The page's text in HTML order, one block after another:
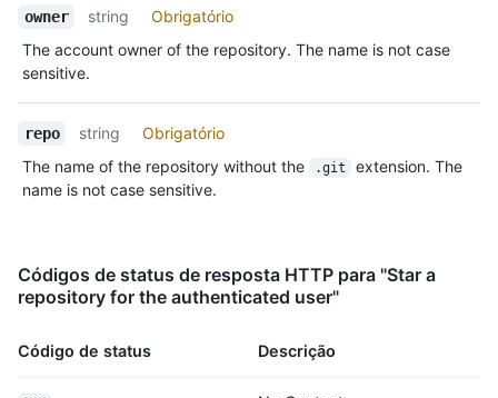
    "clone_url": "https://github.com/octocat/Hello-
World.git",
World/hooks",
World",
    "homepage": "https://github.com",
    "stargazers_count": 80,
    "watchers_count": 80,
    "size": 108,
    "open_issues_count": 0,
owner string
Obrigatório
The account owner of the repository. The name is not case
sensitive.
repo string
Obrigatório
The name of the repository without the
.git
extension. The
name is not case sensitive.
Códigos de status de resposta HTTP para "Star a
repository for the authenticated user"
Código de status Descrição